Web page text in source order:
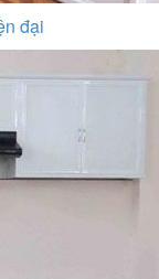
đại